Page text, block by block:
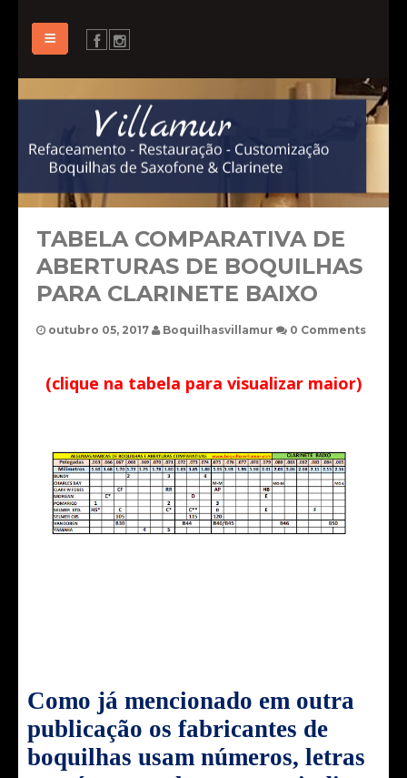
INÍCIO
SOBRE VILLAMUR
PREÇOS
PRODUTOS A VENDA
TABELA COMPARATIVA DE
ABERTURAS DE BOQUILHAS
PARA CLARINETE BAIXO
outubro 05, 2017 Boquilhasvillamur 0 Comments
(clique na tabela para visualizar maior)
Como já mencionado em outra
publicação os fabricantes de
boquilhas usam números, letras